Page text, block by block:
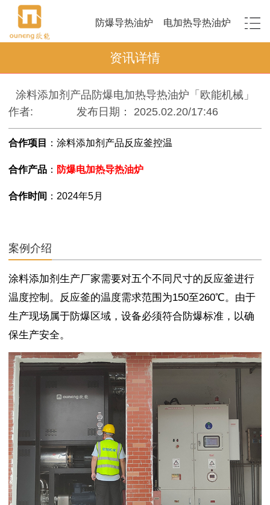
防爆导热油炉 电加热导热油炉
资讯详情
涂料添加剂产品防爆电加热导热油炉「欧能机械」
作者:
发布日期： 2025.02.20/17:46
合作项目 ： 涂料添加剂产品反应釜控温
合作产品 ： 防爆电加热导热油炉
合作时间 ： 2024年5月
案例介绍
涂料添加剂生产厂家需要对五个不同尺寸的反应釜进行
温度控制。反应釜的温度需求范围为150至260℃。由于
生产现场属于防爆区域，设备必须符合防爆标准，以确
保生产安全。